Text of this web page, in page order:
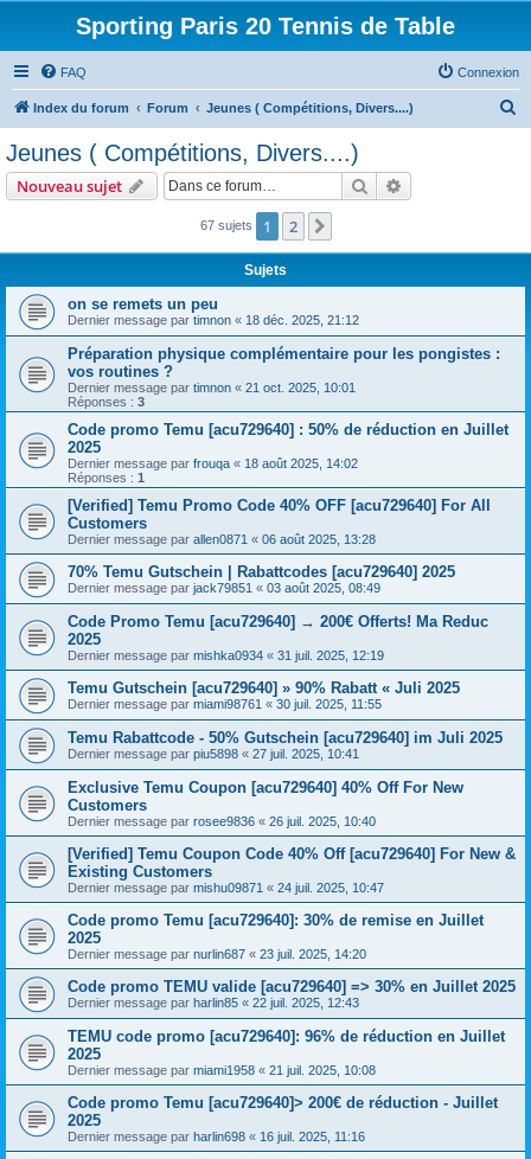
Sporting Paris 20 Tennis de Table
FAQ Connexion
Index du forum Forum Jeunes ( Compétitions, Divers....)
e
Jeunes ( Compétitions, Divers....)
Nouveau sujet Rechercher
67 sujets 1 2
Sujets
on se remets un peu
Dernier message par timnon « 18 déc. 2025, 21:12
Préparation physique complémentaire pour les pongistes :
vos routines ?
Dernier message par timnon « 21 oct. 2025, 10:01
Réponses : 3
Code promo Temu [acu729640] : 50% de réduction en Juillet
2025
Dernier message par frouqa « 18 août 2025, 14:02
Réponses : 1
[Verified] Temu Promo Code 40% OFF [acu729640] For All
Customers
Dernier message par allen0871 « 06 août 2025, 13:28
70% Temu Gutschein | Rabattcodes [acu729640] 2025
Dernier message par jack79851 « 03 août 2025, 08:49
Code Promo Temu [acu729640] → 200€ Offerts! Ma Reduc
2025
Dernier message par mishka0934 « 31 juil. 2025, 12:19
Temu Gutschein [acu729640] » 90% Rabatt « Juli 2025
Dernier message par miami98761 « 30 juil. 2025, 11:55
Temu Rabattcode - 50% Gutschein [acu729640] im Juli 2025
Dernier message par piu5898 « 27 juil. 2025, 10:41
Exclusive Temu Coupon [acu729640] 40% Off For New
Customers
Dernier message par rosee9836 « 26 juil. 2025, 10:40
[Verified] Temu Coupon Code 40% Off [acu729640] For New &
Existing Customers
Dernier message par mishu09871 « 24 juil. 2025, 10:47
Code promo Temu [acu729640]: 30% de remise en Juillet
2025
Dernier message par nurlin687 « 23 juil. 2025, 14:20
Code promo TEMU valide [acu729640] => 30% en Juillet 2025
Dernier message par harlin85 « 22 juil. 2025, 12:43
TEMU code promo [acu729640]: 96% de réduction en Juillet
2025
Dernier message par miami1958 « 21 juil. 2025, 10:08
Code promo Temu [acu729640]> 200€ de réduction - Juillet
2025
Dernier message par harlin698 « 16 juil. 2025, 11:16